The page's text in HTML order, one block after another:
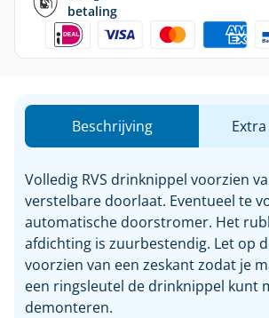
betaling
Beschrijving
Volledig RVS drinknippel voorzien
verstelbare doorlaat. Eventueel te
automatische doorstromer. Het
afdichting is zuurbestendig. Let op
voorzien van een zeskant zodat je
een ringsleutel de drinknippel kunt
demonteren.